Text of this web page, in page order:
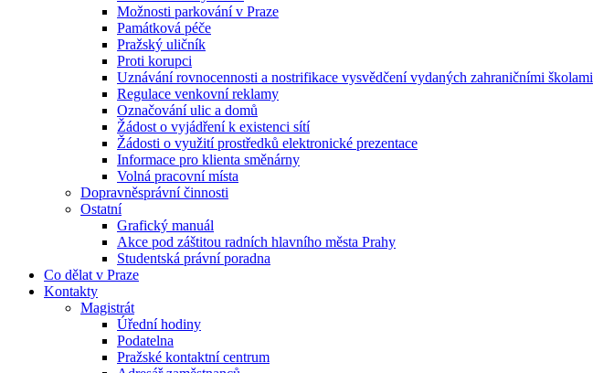
Možnosti parkování v Praze
Památková péče
Pražský uličník
Proti korupci
Uznávání rovnocennosti a nostrifikace vysvědčení vydaných zahraničními školami
Regulace venkovní reklamy
Označování ulic a domů
Žádost o vyjádření k existenci sítí
Žádosti o využití prostředků elektronické prezentace
Informace pro klienta směnárny
Volná pracovní místa
Dopravněsprávní činnosti
Ostatní
Grafický manuál
Akce pod záštitou radních hlavního města Prahy
Studentská právní poradna
Co dělat v Praze
Kontakty
Magistrát
Úřední hodiny
Podatelna
Pražské kontaktní centrum